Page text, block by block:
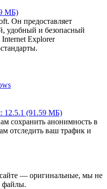
МБ)
Он предоставляет
удобный и безопасный
Explorer
12.5.1 (91.59 МБ)
сохранить анонимность в
отследить ваш трафик и
— оригинальные, мы не
файлы.